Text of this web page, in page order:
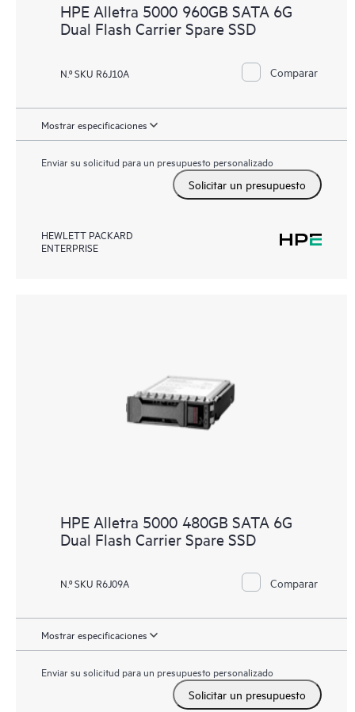
HPE Alletra 5000 960GB SATA 6G
Dual Flash Carrier Spare SSD
N.º SKU R6J10A Comparar
Mostrar especificaciones
Enviar su solicitud para un presupuesto personalizado
Solicitar un presupuesto
HEWLETT PACKARD
ENTERPRISE
HPE Alletra 5000 480GB SATA 6G
Dual Flash Carrier Spare SSD
N.º SKU R6J09A Comparar
Mostrar especificaciones
Enviar su solicitud para un presupuesto personalizado
Solicitar un presupuesto